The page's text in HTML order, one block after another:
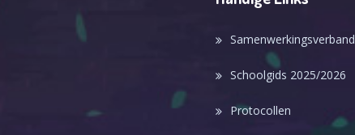
Samenwerkingsverband
Schoolgids 2025/2026
Protocollen